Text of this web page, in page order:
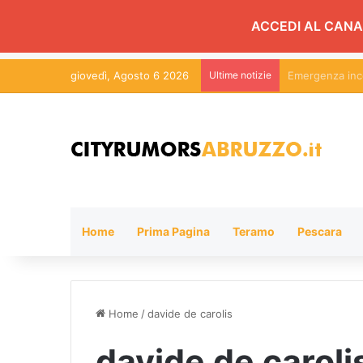
ACCEDI AL
giovedì, Agosto 6 2026 Ultime notizie Martinsicuro,
Home Prima Pagina Teramo Pescara
Home /davide de carolis